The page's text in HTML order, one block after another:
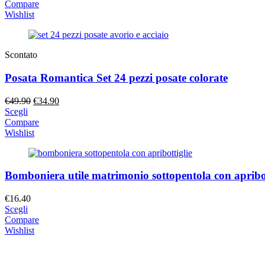
Compare
Wishlist
Scontato
Posata Romantica Set 24 pezzi posate colorate
€49.90 Il
originale
era:
€34.90Il
Scegli
Compare
Wishlist
Bomboniera utile matrimonio sottopentola con
€16.40
Scegli
Compare
Wishlist